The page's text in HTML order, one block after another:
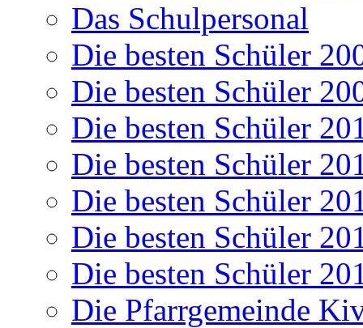
Das Schulpersonal
Die besten Schüler
Die besten Schüler
Die besten Schüler
Die besten Schüler
Die besten Schüler
Die besten Schüler
Die besten Schüler
Die Pfarrgemeinde